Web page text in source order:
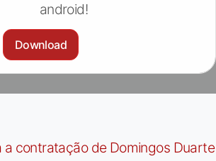
android!
Download
a contratação de Domingos Duarte